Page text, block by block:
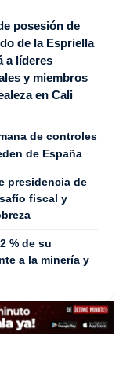
posesión de
de la Espriella
a líderes
y miembros
en Cali
de controles
de España
presidencia de
fiscal y
% de su
a la minería y